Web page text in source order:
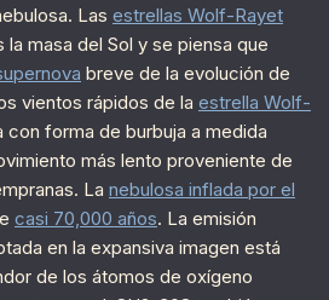
Las estrellas Wolf-Rayet
masa del Sol y se piensa que
breve de la evolución de
vientos rápidos de la estrella Wolf-
con forma de burbuja a medida
más lento proveniente de
La nebulosa inflada por el
casi 70,000 años. La emisión
en la expansiva imagen está
de los átomos de oxígeno